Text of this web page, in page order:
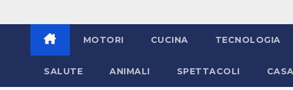
MOTORI CUCINA TECNOLOGIA
SALUTE ANIMALI SPETTACOLI CASA